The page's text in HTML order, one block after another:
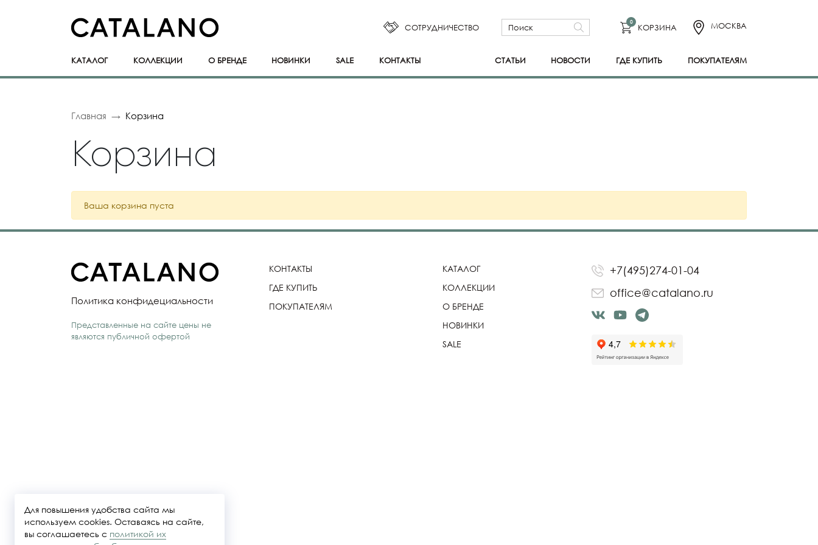
СОТРУДНИЧЕСТВО
0
КОРЗИНА МОСКВА
КАТАЛОГ КОЛЛЕКЦИИ О БРЕНДЕ НОВИНКИ SALE КОНТАКТЫ СТАТЬИ НОВОСТИ ГДЕ КУПИТЬ ПОКУПАТЕЛЯМ
Главная Корзина
Корзина
Ваша корзина пуста
Политика конфидециальности
Представленные на сайте цены не
являются публичной офертой
КОНТАКТЫ
ГДЕ КУПИТЬ
ПОКУПАТЕЛЯМ
КАТАЛОГ
КОЛЛЕКЦИИ
О БРЕНДЕ
НОВИНКИ
SALE
+7(495)274-01-04
office@catalano.ru
Для повышения удобства сайта мы
используем cookies. Оставаясь на сайте,
вы соглашаетесь с политикой их